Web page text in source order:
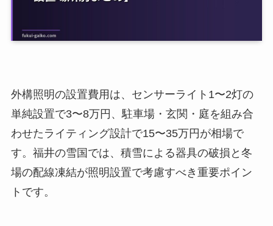
外構照明の設置費用は、センサーライト1〜2灯の
単純設置で3〜8万円、駐車場・玄関・庭を組み合
わせたライティング設計で15〜35万円が相場で
す。福井の雪国では、積雪による器具の破損と冬
場の配線凍結が照明設置で考慮すべき重要ポイン
トです。